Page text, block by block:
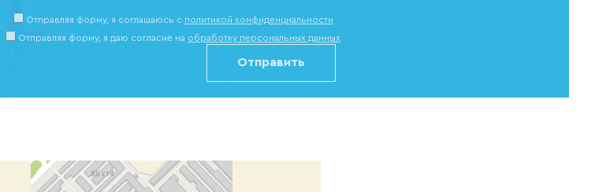
Отправляя форму, я соглашаюсь c политикой конфиденциальности
Отправляя форму, я даю согласие на обработку персональных данных